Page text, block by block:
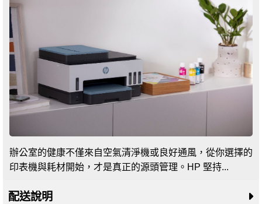
辦公室的健康不僅來自空氣清淨機或良好通風，從你選擇的
印表機與耗材開始，才是真正的源頭管理。HP 堅持...
配送說明